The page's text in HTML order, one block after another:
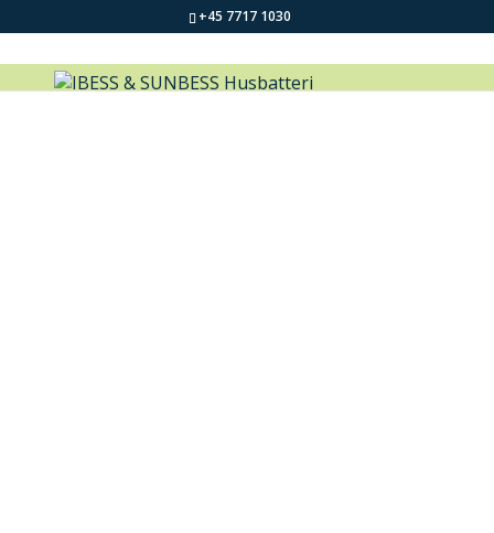
+45 7717 1030